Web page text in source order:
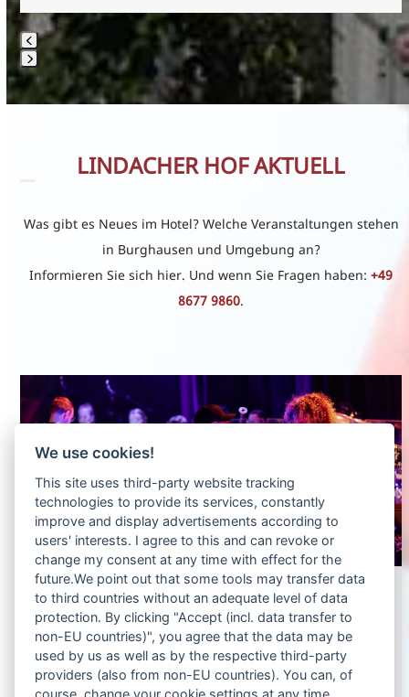
keys
to
access
the
Press
escape
first
LINDACHER HOF AKTUELL
Was gibt es Neues im Hotel? Welche Veranstaltungen stehen
in Burghausen und Umgebung an?
Informieren Sie sich hier. Und wenn Sie Fragen haben:+49
8677 9860.
the
and
right
arrow
keys
access
the
carousel
navigation
Symphonic Tribute To Metallica
07. August 2026 auf der Burg Waffenplatz By ORION
Band & Orchestra Ein Muss für…
Weiterlesen...
We use cookies!
This site uses third-party website tracking
technologies to provide its services, constantly
improve and display advertisements according to
users' interests. I agree to this and can revoke or
change my consent at any time with effect for the
future.We point out that some tools may transfer data
to third countries without an adequate level of data
protection. By clicking "Accept (incl. data transfer to
non-EU countries)", you agree that the data may be
used by us as well as by the respective third-party
providers (also from non-EU countries). You can, of